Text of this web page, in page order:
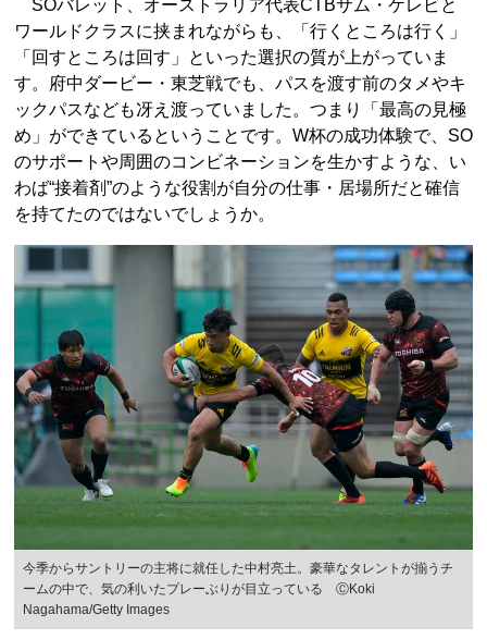
SOバレット、オーストラリア代表CTBサム・ケレビと
ワールドクラスに挟まれながらも、「行くところは行く」
「回すところは回す」といった選択の質が上がっていま
す。府中ダービー・東芝戦でも、パスを渡す前のタメやキ
ックパスなども冴え渡っていました。つまり「最高の見極
め」ができているということです。W杯の成功体験で、SO
のサポートや周囲のコンビネーションを生かすような、い
わば“接着剤”のような役割が自分の仕事・居場所だと確信
を持てたのではないでしょうか。
今季からサントリーの主将に就任した中村亮土。豪華なタレントが揃うチ
ームの中で、気の利いたプレーぶりが目立っている ⒸKoki
Nagahama/Getty Images